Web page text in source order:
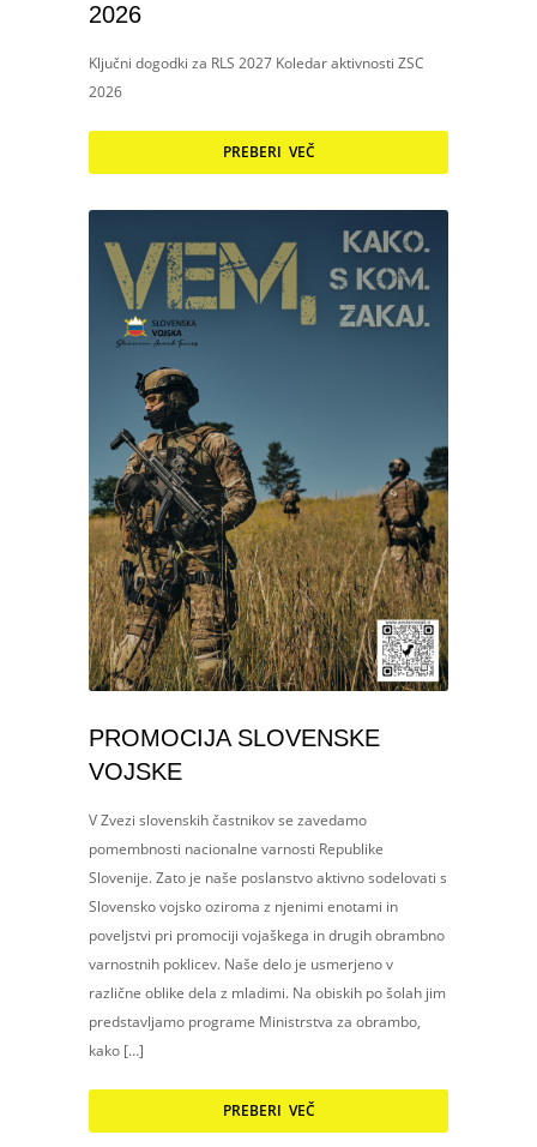
2026
Ključni dogodki za RLS 2027 Koledar aktivnosti ZSC
2026
PREBERI VEČ
PROMOCIJA SLOVENSKE
VOJSKE
V Zvezi slovenskih častnikov se zavedamo
pomembnosti nacionalne varnosti Republike
Slovenije. Zato je naše poslanstvo aktivno sodelovati s
Slovensko vojsko oziroma z njenimi enotami in
poveljstvi pri promociji vojaškega in drugih obrambno
varnostnih poklicev. Naše delo je usmerjeno v
različne oblike dela z mladimi. Na obiskih po šolah jim
predstavljamo programe Ministrstva za obrambo,
kako […]
PREBERI VEČ